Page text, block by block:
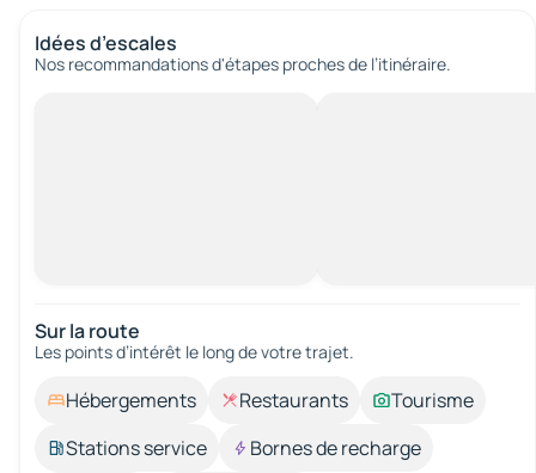
Idées d’escales
Nos recommandations d'étapes proches de l’itinéraire.
Sur la route
Les points d’intérêt le long de votre trajet.
Hébergements Restaurants
Tourisme
Stations service
Bornes de recharge